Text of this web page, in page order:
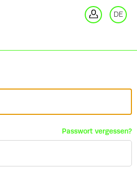
DE
Passwort vergessen?